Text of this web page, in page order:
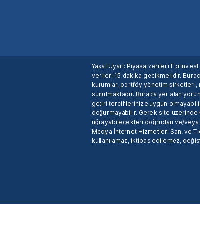
Yasal Uyarı: Piyasa verileri
verileri 15 dakika gecikmelidir. Burada
kurumlar, portföy yönetim şirketleri,
sunulmaktadır. Burada yer alan
getiri tercihlerinize uygun
doğurmayabilir. Gerek site
uğrayabilecekleri doğrudan ve/veya
Medya İnternet Hizmetleri San. ve
kullanılamaz, iktibas edilemez,